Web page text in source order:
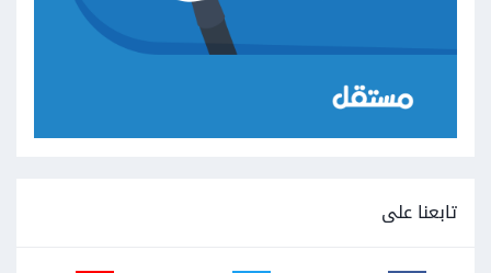
تابعنا على